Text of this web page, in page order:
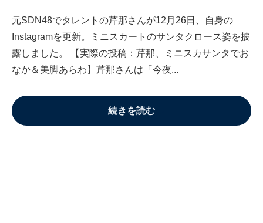
元SDN48でタレントの芹那さんが12月26日、自身の
Instagramを更新。ミニスカートのサンタクロース姿を披
露しました。 【実際の投稿：芹那、ミニスカサンタでお
なか＆美脚あらわ】芹那さんは「今夜...
続きを読む